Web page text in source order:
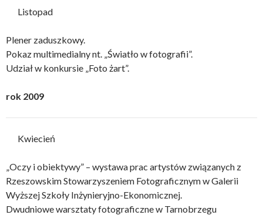
Listopad
Plener zaduszkowy.
Pokaz multimedialny nt. „Światło w fotografii”.
Udział w konkursie „Foto żart”.
rok 2009
Kwiecień
„Oczy i obiektywy” – wystawa prac artystów związanych z
Rzeszowskim Stowarzyszeniem Fotograficznym w Galerii
Wyższej Szkoły Inżynieryjno-Ekonomicznej.
Dwudniowe warsztaty fotograficzne w Tarnobrzegu